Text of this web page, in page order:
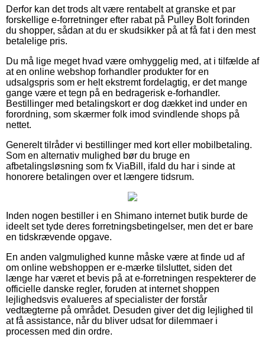
Derfor kan det trods alt være rentabelt at granske et par
forskellige e-forretninger efter rabat på Pulley Bolt forinden
du shopper, sådan at du er skudsikker på at få fat i den mest
betalelige pris.
Du må lige meget hvad være omhyggelig med, at i tilfælde af
at en online webshop forhandler produkter for en
udsalgspris som er helt ekstremt fordelagtig, er det mange
gange være et tegn på en bedragerisk e-forhandler.
Bestillinger med betalingskort er dog dækket ind under en
forordning, som skærmer folk imod svindlende shops på
nettet.
Generelt tilråder vi bestillinger med kort eller mobilbetaling.
Som en alternativ mulighed bør du bruge en
afbetalingsløsning som fx ViaBill, ifald du har i sinde at
honorere betalingen over et længere tidsrum.
Inden nogen bestiller i en Shimano internet butik burde de
ideelt set tyde deres forretningsbetingelser, men det er bare
en tidskrævende opgave.
En anden valgmulighed kunne måske være at finde ud af
om online webshoppen er e-mærke tilsluttet, siden det
længe har været et bevis på at e-forretningen respekterer de
officielle danske regler, foruden at internet shoppen
lejlighedsvis evalueres af specialister der forstår
vedtægterne på området. Desuden giver det dig lejlighed til
at få assistance, når du bliver udsat for dilemmaer i
processen med din ordre.